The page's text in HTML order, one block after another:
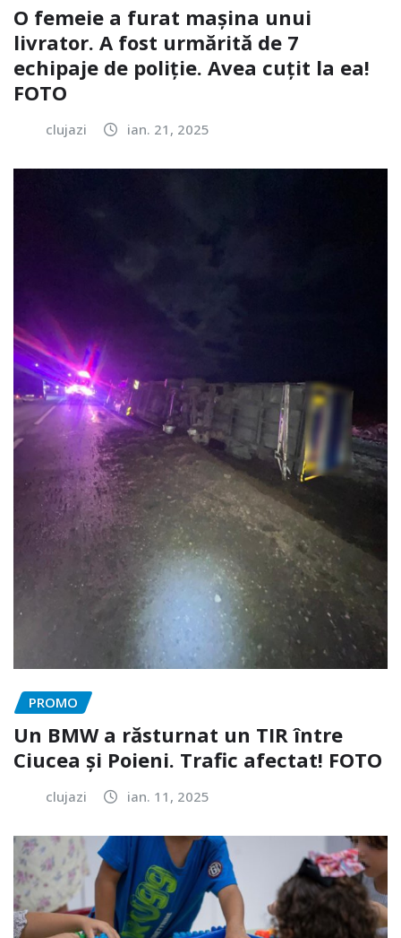
O femeie a furat mașina unui
livrator. A fost urmărită de 7
echipaje de poliție. Avea cuțit la ea!
FOTO
clujazi ian. 21, 2025
PROMO
Un BMW a răsturnat un TIR între
Ciucea și Poieni. Trafic afectat! FOTO
clujazi ian. 11, 2025